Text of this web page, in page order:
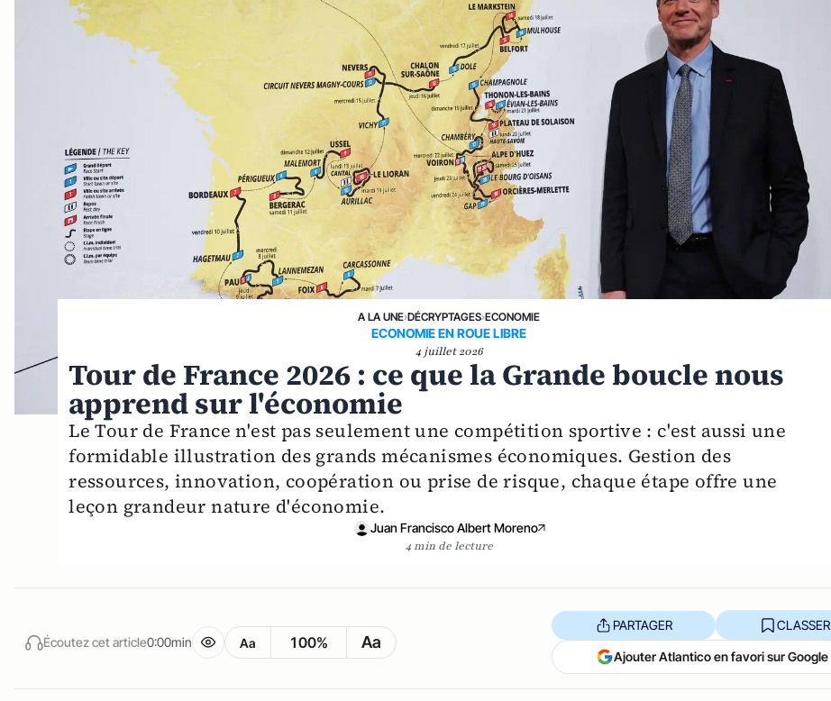
A LA UNE›DÉCRYPTAGES›ECONOMIE
ECONOMIE EN ROUE LIBRE
4 juillet 2026
Tour de France 2026 : ce que la Grande boucle nous
apprend sur l'économie
Le Tour de France n'est pas seulement une compétition sportive : c'est aussi une
formidable illustration des grands mécanismes économiques. Gestion des
ressources, innovation, coopération ou prise de risque, chaque étape offre une
leçon grandeur nature d'économie.
Juan Francisco Albert Moreno
4 min de lecture
Écoutez cet article0:00min Aa 100% Aa
PARTAGER CLASSER
Ajouter Atlantico en favori sur Google